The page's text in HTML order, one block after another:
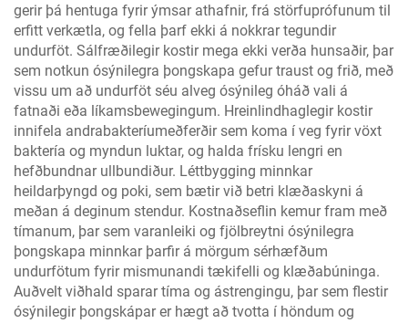
gerir þá hentuga fyrir ýmsar athafnir, frá störfuprófunum til
erfitt verkætla, og fella þarf ekki á nokkrar tegundir
undurföt. Sálfræðilegir kostir mega ekki verða hunsaðir, þar
sem notkun ósýnilegra þongskapa gefur traust og frið, með
vissu um að undurföt séu alveg ósýnileg óháð vali á
fatnaði eða líkamsbewegingum. Hreinlindhaglegir kostir
innifela andrabakteríumeðferðir sem koma í veg fyrir vöxt
baktería og myndun luktar, og halda frísku lengri en
hefðbundnar ullbundiður. Léttbygging minnkar
heildarþyngd og poki, sem bætir við betri klæðaskyni á
meðan á deginum stendur. Kostnaðseflin kemur fram með
tímanum, þar sem varanleiki og fjölbreytni ósýnilegra
þongskapa minnkar þarfir á mörgum sérhæfðum
undurfötum fyrir mismunandi tækifelli og klæðabúninga.
Auðvelt viðhald sparar tíma og ástrengingu, þar sem flestir
ósýnilegir þongskápar er hægt að tvotta í höndum og